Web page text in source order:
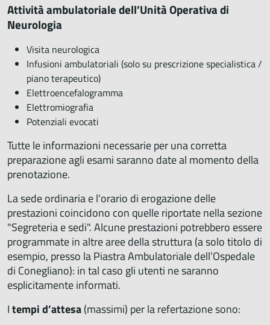
Attività ambulatoriale dell’Unità Operativa di
Neurologia
Visita neurologica
Infusioni ambulatoriali (solo su prescrizione specialistica /
piano terapeutico)
Elettroencefalogramma
Elettromiografia
Potenziali evocati
Tutte le informazioni necessarie per una corretta
preparazione agli esami saranno date al momento della
prenotazione.
La sede ordinaria e l'orario di erogazione delle
prestazioni coincidono con quelle riportate nella sezione
"Segreteria e sedi". Alcune prestazioni potrebbero essere
programmate in altre aree della struttura (a solo titolo di
esempio, presso la Piastra Ambulatoriale dell’Ospedale
di Conegliano): in tal caso gli utenti ne saranno
esplicitamente informati.
Itempi d’attesa(massimi) per la refertazione sono: